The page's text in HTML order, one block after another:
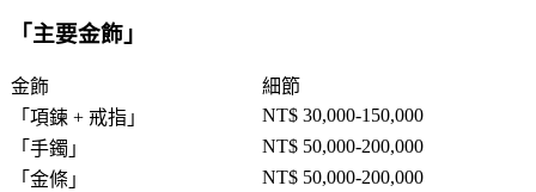
「主要金飾 」
金飾
細節
「 項鍊 + 戒指 」
NT$ 30,000-150,000
「 手鐲 」
NT$ 50,000-200,000
「 金條 」
NT$ 50,000-200,000